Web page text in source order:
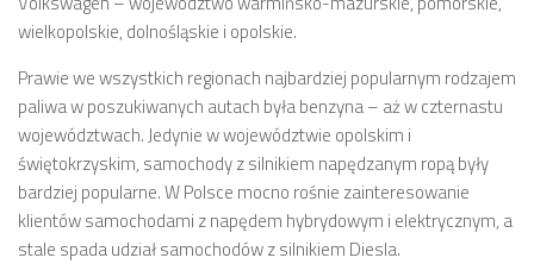
wielkopolskie, dolnośląskie i opolskie.
Prawie we wszystkich regionach najbardziej popularnym rodzajem
paliwa w poszukiwanych autach była benzyna – aż w czternastu
województwach. Jedynie w województwie opolskim i
świętokrzyskim, samochody z silnikiem napędzanym ropą były
bardziej popularne. W Polsce mocno rośnie zainteresowanie
klientów samochodami z napędem hybrydowym i elektrycznym, a
stale spada udział samochodów z silnikiem Diesla.